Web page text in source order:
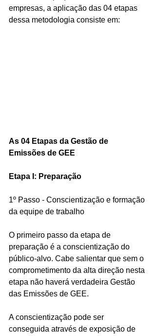
empresas, a aplicação das 04 etapas
dessa metodologia consiste em:
As 04 Etapas da Gestão de
Emissões de GEE
Etapa I: Preparação
1º Passo - Conscientização e formação
da equipe de trabalho
O primeiro passo da etapa de
preparação é a conscientização do
público-alvo. Cabe salientar que sem o
comprometimento da alta direção nesta
etapa não haverá verdadeira Gestão
das Emissões de GEE.
A conscientização pode ser
conseguida através de exposição de